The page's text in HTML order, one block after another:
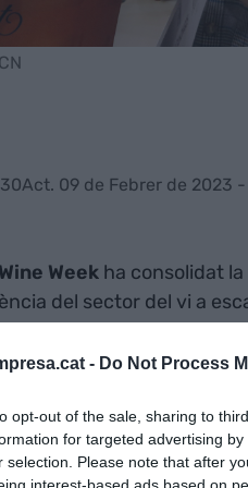
- Do Not Process
opt-out of the sale, sharing to
for targeted advertising
selection. Please note that after
Act. 09 de Febrer de 2023 -
Weekha consolidat
del sector del vi a
de dimecres, les
expositores.
d’un 27% respecte
han transitat pel